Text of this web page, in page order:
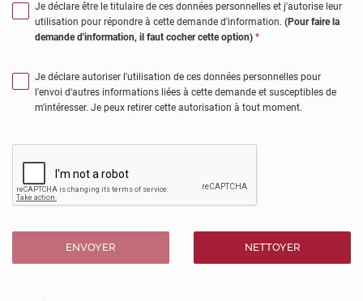
Je déclare être le titulaire de ces données personnelles et j'autorise leur
utilisation pour répondre à cette demande d'information. (Pour faire la
demande d'information, il faut cocher cette option) *
Je déclare autoriser l'utilisation de ces données personnelles pour
l'envoi d'autres informations liées à cette demande et susceptibles de
m'intéresser. Je peux retirer cette autorisation à tout moment.
ENVOYER NETTOYER